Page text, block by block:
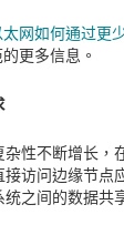
太网如何通过更
更多信息。
性不断增长，
访问边缘节点
之间的数据共